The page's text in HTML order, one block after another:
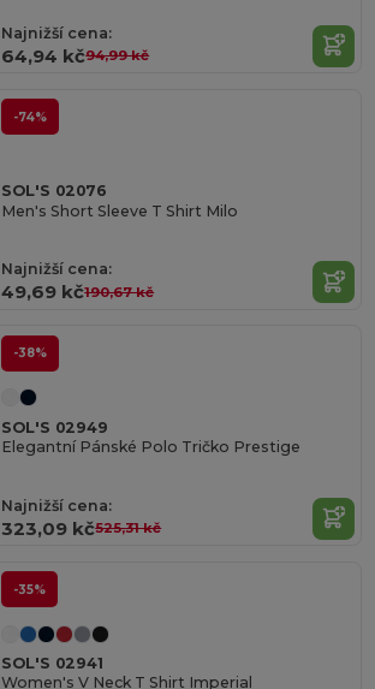
Najnižší cena:
64,94 kč94,99 kč
-74%
SOL'S 02076
Men's Short Sleeve T Shirt Milo
Najnižší cena:
49,69 kč190,67 kč
-38%
SOL'S 02949
Elegantní Pánské Polo Tričko Prestige
Najnižší cena:
323,09 kč525,31 kč
-35%
SOL'S 02941
Women's V Neck T Shirt Imperial